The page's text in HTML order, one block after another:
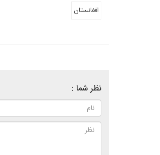
افغانستان
نظر شما :